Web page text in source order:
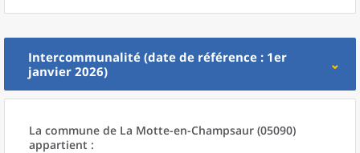
Intercommunalité (date de référence : 1er
janvier 2026)
La commune de La Motte-en-Champsaur (05090)
appartient :